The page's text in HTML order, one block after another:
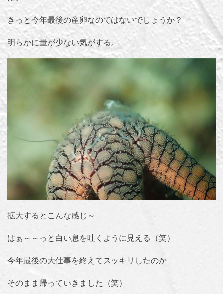
きっと今年最後の産卵なのではないでしょうか？
明らかに量が少ない気がする。
拡大するとこんな感じ～
はぁ～～っと白い息を吐くように見える（笑）
今年最後の大仕事を終えてスッキリしたのか
そのまま帰っていきました（笑）